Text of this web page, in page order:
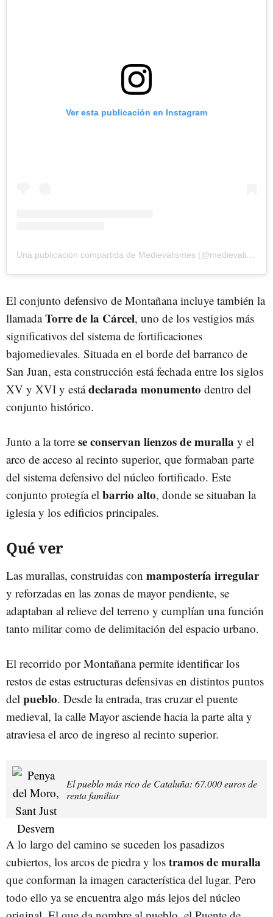
Ver esta publicación en Instagram
Una publicación compartida de Medievalismes (@medievalismes)
El conjunto defensivo de Montañana incluye también la
llamadaTorre de la Cárcel, uno de los vestigios más
significativos del sistema de fortificaciones
bajomedievales. Situada en el borde del barranco de
San Juan, esta construcción está fechada entre los siglos
XV y XVI y estádeclarada monumento dentro del
conjunto histórico.
Junto a la torre se conservan lienzos de muralla y el
arco de acceso al recinto superior, que formaban parte
del sistema defensivo del núcleo fortificado. Este
conjunto protegía el barrio alto, donde se situaban la
iglesia y los edificios principales.
Qué ver
Las murallas, construidas con mampostería irregular
y reforzadas en las zonas de mayor pendiente, se
adaptaban al relieve del terreno y cumplían una función
tanto militar como de delimitación del espacio urbano.
El recorrido por Montañana permite identificar los
restos de estas estructuras defensivas en distintos puntos
del pueblo. Desde la entrada, tras cruzar el puente
medieval, la calle Mayor asciende hacia la parte alta y
atraviesa el arco de ingreso al recinto superior.
El pueblo más rico de Cataluña: 67.000 euros de
renta familiar
A lo largo del camino se suceden los pasadizos
cubiertos, los arcos de piedra y los tramos de muralla
que conforman la imagen característica del lugar. Pero
todo ello ya se encuentra algo más lejos del núcleo